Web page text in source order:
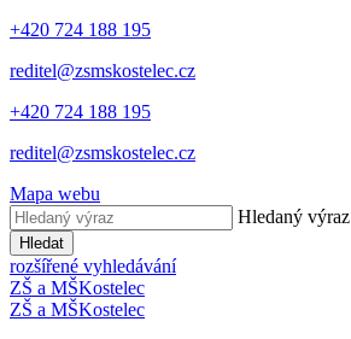
+420 724 188 195
reditel@zsmskostelec.cz
+420 724 188 195
reditel@zsmskostelec.cz
Mapa webu
Hledaný výraz
Hledat
rozšířené vyhledávání
ZŠ a MŠKostelec
ZŠ a MŠKostelec